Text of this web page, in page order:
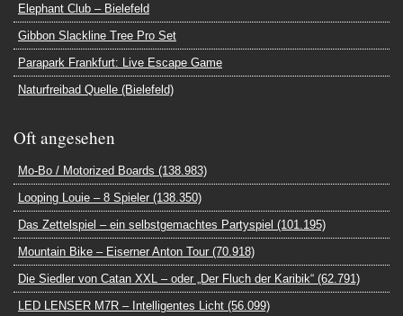
Elephant Club – Bielefeld
Gibbon Slackline Tree Pro Set
Parapark Frankfurt: Live Escape Game
Naturfreibad Quelle (Bielefeld)
Oft angesehen
Mo-Bo / Motorized Boards (138.983)
Looping Louie – 8 Spieler (138.350)
Das Zettelspiel – ein selbstgemachtes Partyspiel (101.195)
Mountain Bike – Eiserner Anton Tour (70.918)
Die Siedler von Catan XXL – oder „Der Fluch der Karibik“ (62.791)
LED LENSER M7R – Intelligentes Licht (56.099)